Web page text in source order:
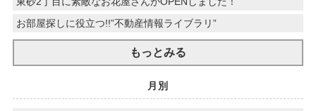
お部屋探しに役立つ!!”不動産情報ライブラリ”
もっとみる
月別